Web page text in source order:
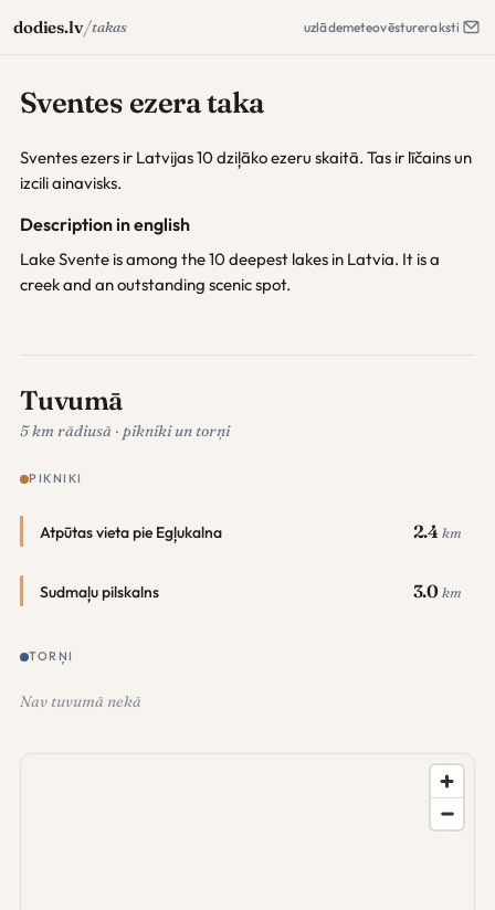
dodies.lv/takas uzlādemeteovēstureraksti
Sventes ezera taka
Sventes ezers ir Latvijas 10 dziļāko ezeru skaitā. Tas ir līčains un
izcili ainavisks.
Description in english
Lake Svente is among the 10 deepest lakes in Latvia. It is a
creek and an outstanding scenic spot.
Tuvumā
5 km rādiusā · pikniki un torņi
PIKNIKI
Atpūtas vieta pie Egļukalna 2.4 km
Sudmaļu pilskalns 3.0 km
TORŅI
Nav tuvumā nekā